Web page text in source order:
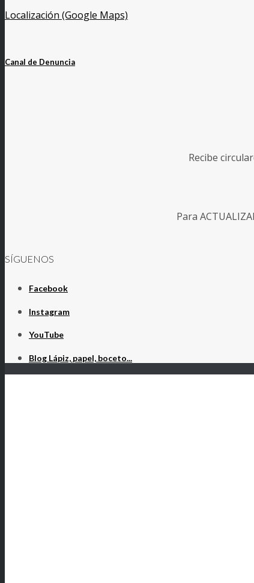
Localización (Google Maps)
Canal de Denuncia
Recibe
Para
SÍGUENOS
Facebook
Instagram
YouTube
Blog Lápiz, papel, boceto...